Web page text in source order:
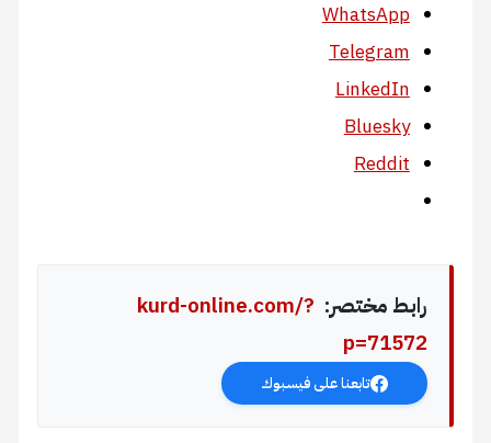
WhatsApp
Telegram
LinkedIn
Bluesky
Reddit
رابط مختصر: kurd-online.com/?
p=71572
تابعنا على فيسبوك